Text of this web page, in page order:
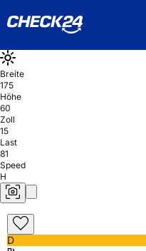
Breite
175
Höhe
60
Zoll
15
Last
81
Speed
H
D